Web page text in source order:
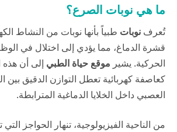
ما هي نوبات الصرع؟
تُعرف نوبات طبياً بأنها نوبات من النشاط
قشرة الدماغ، مما يؤدي إلى اختلال في
الحركية. يشير موقع حياة الطبي إلى أن هذه
كعاصفة كهربائية تعطل التوازن الدقيق بين
العصبي داخل الخلايا الدماغية المترابطة.
من الناحية الفيزيولوجية، تنهار الحواجز التي